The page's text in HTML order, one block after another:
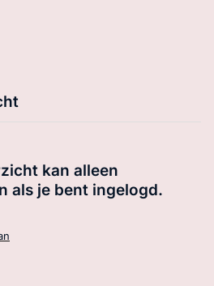
kan alleen
als je bent ingelogd.